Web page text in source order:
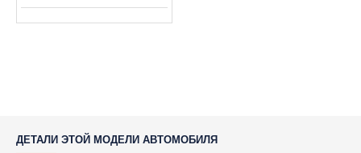
ДЕТАЛИ ЭТОЙ МОДЕЛИ АВТОМОБИЛЯ